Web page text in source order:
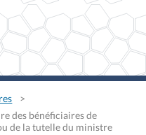
des bénéficiaires de
de la tutelle du ministre